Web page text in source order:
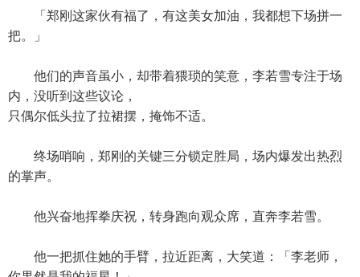
「郑刚这家伙有福了，有这美女加油，我都想下场拼一
把。」
他们的声音虽小，却带着猥琐的笑意，李若雪专注于场
内，没听到这些议论，
只偶尔低头拉了拉裙摆，掩饰不适。
终场哨响，郑刚的关键三分锁定胜局，场内爆发出热烈
的掌声。
他兴奋地挥拳庆祝，转身跑向观众席，直奔李若雪。
他一把抓住她的手臂，拉近距离，大笑道：「李老师，